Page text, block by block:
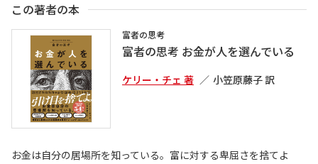
この著者の本
富者の思考
富者の思考 お金が人を選んでいる
ケリー・チェ 著 小笠原藤子 訳
お金は自分の居場所を知っている。富に対する卑屈さを捨てよ